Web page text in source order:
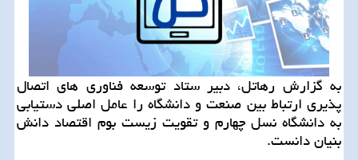
به گزارش رهاتل، دبیر ستاد توسعه فناوری های اتصال
پذیری ارتباط بین صنعت و دانشگاه را عامل اصلی دستیابی
به دانشگاه نسل چهارم و تقویت زیست بوم اقتصاد دانش
بنیان دانست.